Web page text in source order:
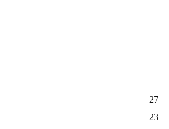
27
23